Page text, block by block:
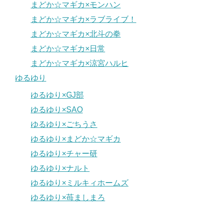
まどか☆マギカ×モンハン
まどか☆マギカ×ラブライブ！
まどか☆マギカ×北斗の拳
まどか☆マギカ×日常
まどか☆マギカ×涼宮ハルヒ
ゆるゆり
ゆるゆり×GJ部
ゆるゆり×SAO
ゆるゆり×ごちうさ
ゆるゆり×まどか☆マギカ
ゆるゆり×チャー研
ゆるゆり×ナルト
ゆるゆり×ミルキィホームズ
ゆるゆり×苺ましまろ